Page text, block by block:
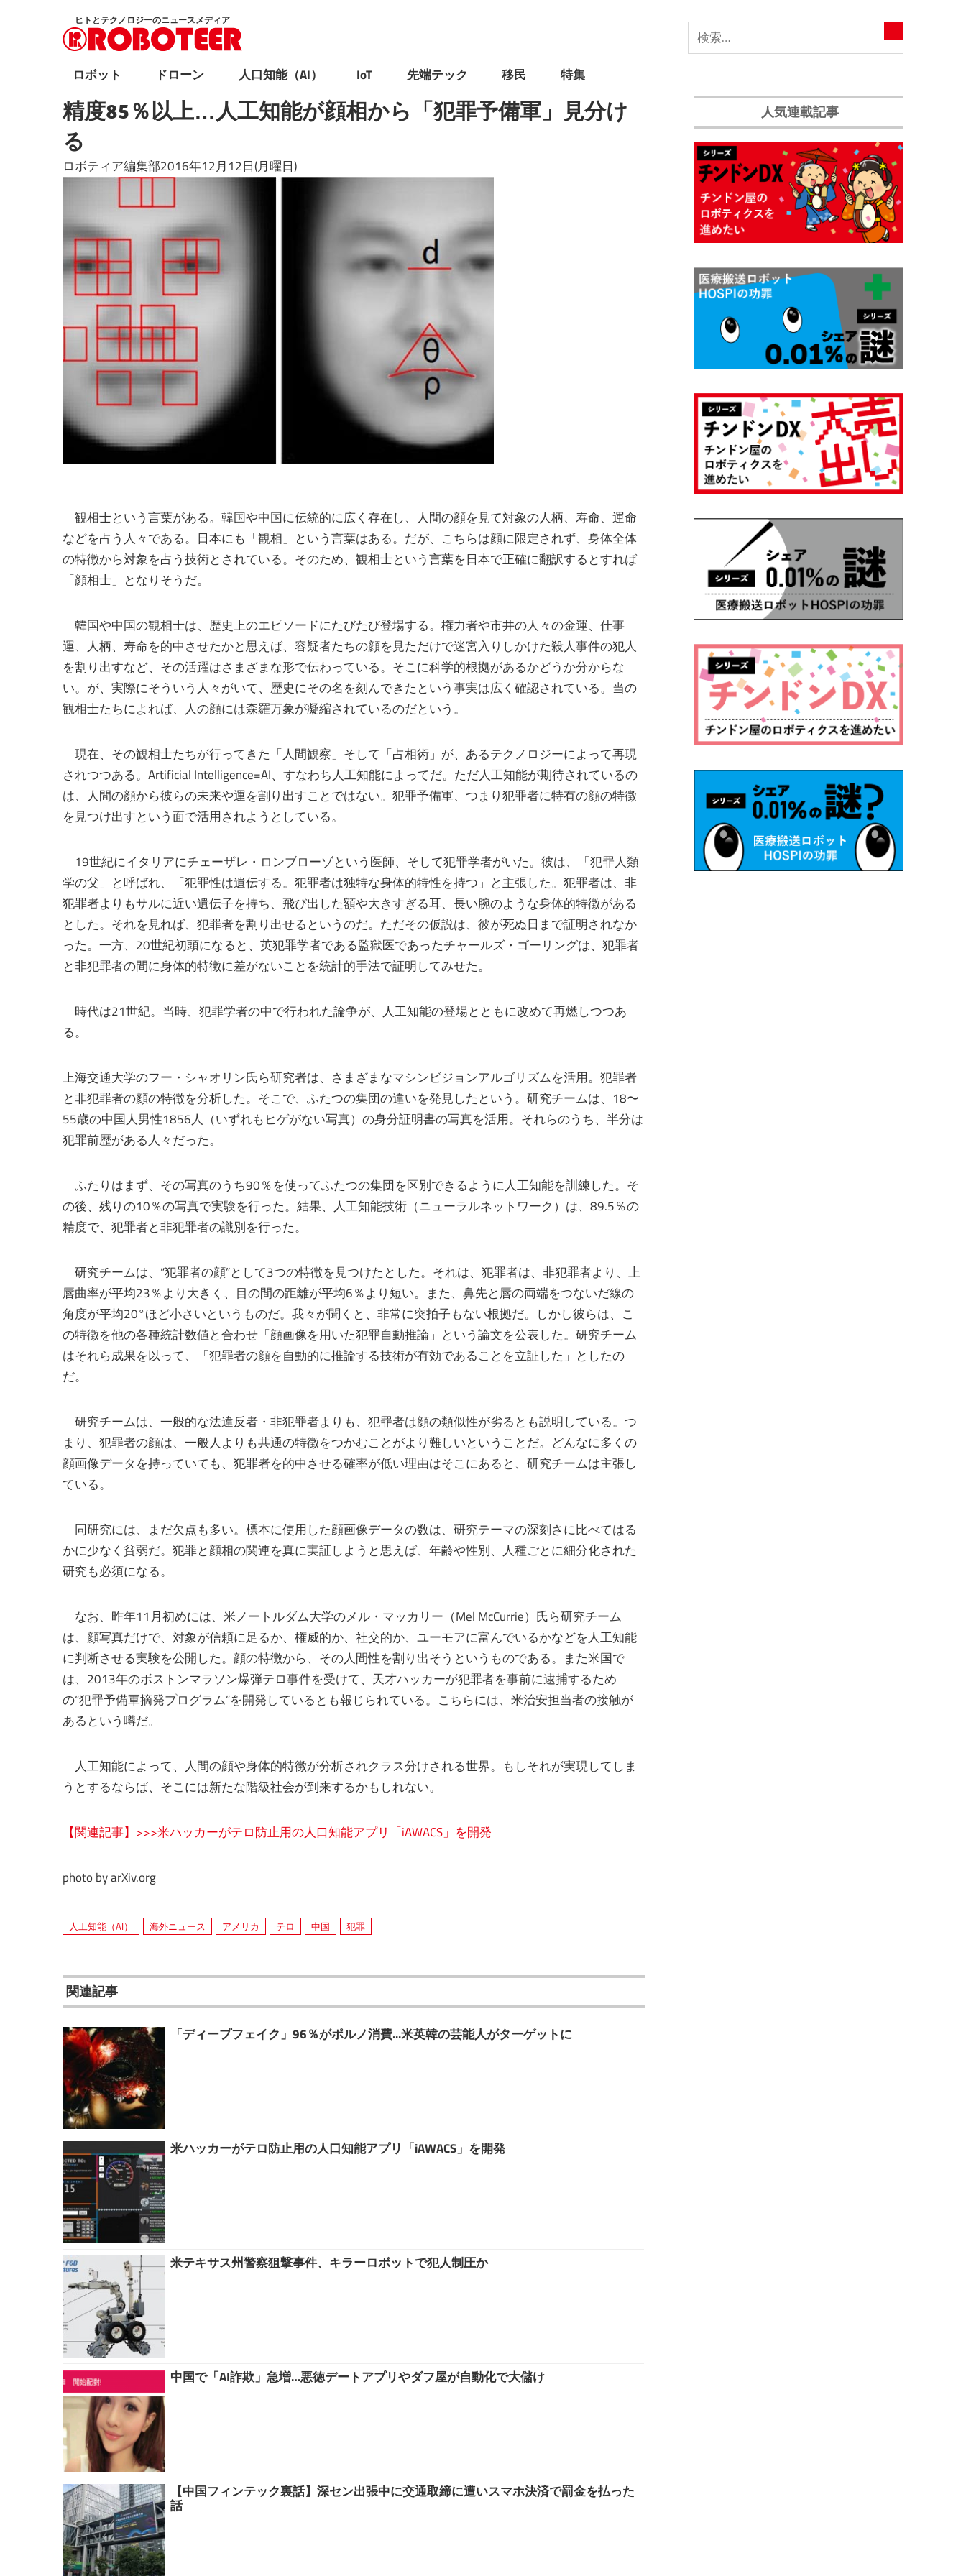
ン
テ
へ
ス
キ
ッ
ヒトとテクノロジーのニュースメディア
ロボット ドローン 人口知能（AI） IoT 先端テック 移民 特集
精度85％以上…人工知能が顔相から「犯罪予備軍」見分け
る
ロボティア編集部2016年12月12日(月曜日)
観相士という言葉がある。韓国や中国に伝統的に広く存在し、人間の顔を見て対象の人柄、寿命、運命
などを占う人々である。日本にも「観相」という言葉はある。だが、こちらは顔に限定されず、身体全体
の特徴から対象を占う技術とされている。そのため、観相士という言葉を日本で正確に翻訳するとすれば
「顔相士」となりそうだ。
韓国や中国の観相士は、歴史上のエピソードにたびたび登場する。権力者や市井の人々の金運、仕事
運、人柄、寿命を的中させたかと思えば、容疑者たちの顔を見ただけで迷宮入りしかけた殺人事件の犯人
を割り出すなど、その活躍はさまざまな形で伝わっている。そこに科学的根拠があるかどうか分からな
い。が、実際にそういう人々がいて、歴史にその名を刻んできたという事実は広く確認されている。当の
観相士たちによれば、人の顔には森羅万象が凝縮されているのだという。
現在、その観相士たちが行ってきた「人間観察」そして「占相術」が、あるテクノロジーによって再現
されつつある。Artificial Intelligence=AI、すなわち人工知能によってだ。ただ人工知能が期待されているの
は、人間の顔から彼らの未来や運を割り出すことではない。犯罪予備軍、つまり犯罪者に特有の顔の特徴
を見つけ出すという面で活用されようとしている。
19世紀にイタリアにチェーザレ・ロンブローゾという医師、そして犯罪学者がいた。彼は、「犯罪人類
学の父」と呼ばれ、「犯罪性は遺伝する。犯罪者は独特な身体的特性を持つ」と主張した。犯罪者は、非
犯罪者よりもサルに近い遺伝子を持ち、飛び出した額や大きすぎる耳、長い腕のような身体的特徴がある
とした。それを見れば、犯罪者を割り出せるというのだ。ただその仮説は、彼が死ぬ日まで証明されなか
った。一方、20世紀初頭になると、英犯罪学者である監獄医であったチャールズ・ゴーリングは、犯罪者
と非犯罪者の間に身体的特徴に差がないことを統計的手法で証明してみせた。
時代は21世紀。当時、犯罪学者の中で行われた論争が、人工知能の登場とともに改めて再燃しつつあ
る。
上海交通大学のフー・シャオリン氏ら研究者は、さまざまなマシンビジョンアルゴリズムを活用。犯罪者
と非犯罪者の顔の特徴を分析した。そこで、ふたつの集団の違いを発見したという。研究チームは、18〜
55歳の中国人男性1856人（いずれもヒゲがない写真）の身分証明書の写真を活用。それらのうち、半分は
犯罪前歴がある人々だった。
ふたりはまず、その写真のうち90％を使ってふたつの集団を区別できるように人工知能を訓練した。そ
の後、残りの10％の写真で実験を行った。結果、人工知能技術（ニューラルネットワーク）は、89.5％の
精度で、犯罪者と非犯罪者の識別を行った。
研究チームは、“犯罪者の顔”として3つの特徴を見つけたとした。それは、犯罪者は、非犯罪者より、上
唇曲率が平均23％より大きく、目の間の距離が平均6％より短い。また、鼻先と唇の両端をつないだ線の
角度が平均20°ほど小さいというものだ。我々が聞くと、非常に突拍子もない根拠だ。しかし彼らは、こ
の特徴を他の各種統計数値と合わせ「顔画像を用いた犯罪自動推論」という論文を公表した。研究チーム
はそれら成果を以って、「犯罪者の顔を自動的に推論する技術が有効であることを立証した」としたの
だ。
研究チームは、一般的な法違反者・非犯罪者よりも、犯罪者は顔の類似性が劣るとも説明している。つ
まり、犯罪者の顔は、一般人よりも共通の特徴をつかむことがより難しいということだ。どんなに多くの
顔画像データを持っていても、犯罪者を的中させる確率が低い理由はそこにあると、研究チームは主張し
ている。
同研究には、まだ欠点も多い。標本に使用した顔画像データの数は、研究テーマの深刻さに比べてはる
かに少なく貧弱だ。犯罪と顔相の関連を真に実証しようと思えば、年齢や性別、人種ごとに細分化された
研究も必須になる。
なお、昨年11月初めには、米ノートルダム大学のメル・マッカリー（Mel McCurrie）氏ら研究チーム
は、顔写真だけで、対象が信頼に足るか、権威的か、社交的か、ユーモアに富んでいるかなどを人工知能
に判断させる実験を公開した。顔の特徴から、その人間性を割り出そうというものである。また米国で
は、2013年のボストンマラソン爆弾テロ事件を受けて、天才ハッカーが犯罪者を事前に逮捕するため
の“犯罪予備軍摘発プログラム”を開発しているとも報じられている。こちらには、米治安担当者の接触が
あるという噂だ。
人工知能によって、人間の顔や身体的特徴が分析されクラス分けされる世界。もしそれが実現してしま
うとするならば、そこには新たな階級社会が到来するかもしれない。
【関連記事】>>>米ハッカーがテロ防止用の人口知能アプリ「iAWACS」を開発
photo by arXiv.org
人工知能（AI） 海外ニュース アメリカ テロ 中国 犯罪
関連記事
「ディープフェイク」96％がポルノ消費...米英韓の芸能人がターゲットに
米ハッカーがテロ防止用の人口知能アプリ「iAWACS」を開発
米テキサス州警察狙撃事件、キラーロボットで犯人制圧か
中国で「AI詐欺」急増…悪徳デートアプリやダフ屋が自動化で大儲け
【中国フィンテック裏話】深セン出張中に交通取締に遭いスマホ決済で罰金を払った
話
人気連載記事